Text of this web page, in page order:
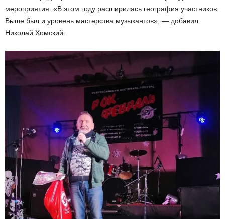
мероприятия. «В этом году расширилась география участников.
Выше был и уровень мастерства музыкантов», — добавил
Николай Хомский.